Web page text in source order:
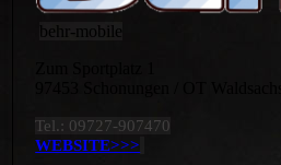
behr-mobile
Tel.: 09727-907470
WEBSITE>>>